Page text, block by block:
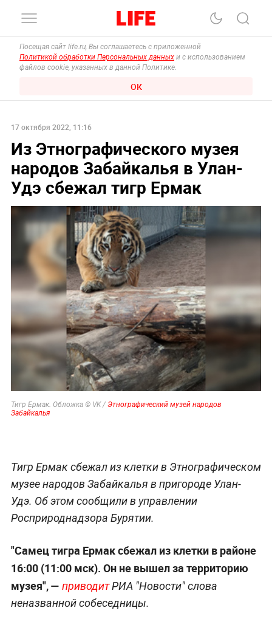
Посещая сайт life.ru, Вы соглашаетесь с приложенной
Политикой обработки Персональных данных и с использованием
файлов cookie, указанных в данной Политике.
ОК
17 октября 2022, 11:16
Из Этнографического музея
народов Забайкалья в Улан-
Удэ сбежал тигр Ермак
Тигр Ермак. Обложка © VK / Этнографический музей народов
Забайкалья
Тигр Ермак сбежал из клетки в Этнографическом
музее народов Забайкалья в пригороде Улан-
Удэ. Об этом сообщили в управлении
Росприроднадзора Бурятии.
"Самец тигра Ермак сбежал из клетки в районе
16:00 (11:00 мск). Он не вышел за территорию
музея", — приводитРИА "Новости" слова
неназванной собеседницы.